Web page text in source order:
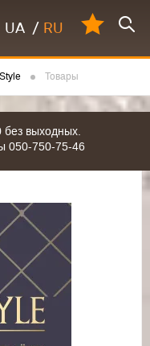
UA / RU
Товары
выходных.
050-750-75-46